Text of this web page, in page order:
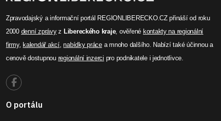
Zpravodajský a informační portál REGIONLIBERECKO.CZ přináší od roku
2000 denní zprávyz Libereckého kraje, ověřené kontakty na regionální
firmy,kalendář akcí,nabídky prácea mnoho dalšího. Nabízí také účinnou a
cenově dostupnou regionální inzerci pro podnikatele i jednotlivce.
O portálu